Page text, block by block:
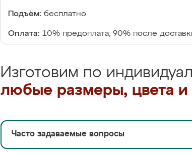
Подъём: бесплатно
Оплата: 10% предоплата, 90% после
Изготовим по
любые размеры, цвета и
Часто задаваемые вопросы